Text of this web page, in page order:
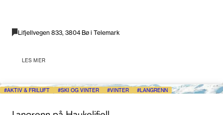
Lifjellvegen 833, 3804 Bø i Telemark
LES MER
AKTIV & FRILUFT SKI OG VINTER VINTER LANGRENN